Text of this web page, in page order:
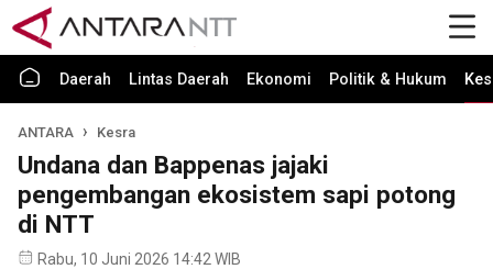
Daerah Lintas Daerah Ekonomi Politik & Hukum
ANTARA Kesra
Undana dan Bappenas jajaki
pengembangan ekosistem sapi potong
di NTT
Rabu, 10 Juni 2026 14:42 WIB